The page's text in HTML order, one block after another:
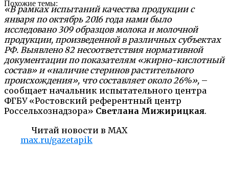
«В рамках испытаний качества продукции с
января по октябрь 2016 года нами было
исследовано 309 образцов молока и молочной
продукции, произведенной в различных субъектах
РФ. Выявлено 82 несоответствия нормативной
документации по показателям «жирно-кислотный
состав» и «наличие стеринов растительного
происхождения», что составляет около 26%», –
сообщает начальник испытательного центра
ФГБУ «Ростовский референтный центр
Россельхознадзора» Светлана Мижирицкая.
Читай новости в MAX
max.ru/gazetapik
Похожие темы: